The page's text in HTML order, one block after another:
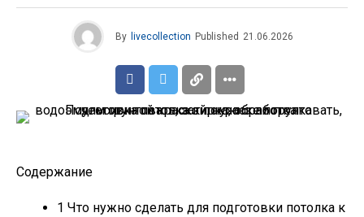
By livecollection Published 21.06.2026
Содержание
1 Что нужно сделать для подготовки потолка к